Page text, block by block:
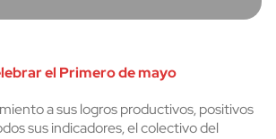
el Primero de mayo
a sus logros productivos, positivos
sus indicadores, el colectivo del